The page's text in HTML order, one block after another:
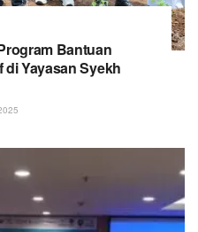
Bantuan
Yayasan Syekh